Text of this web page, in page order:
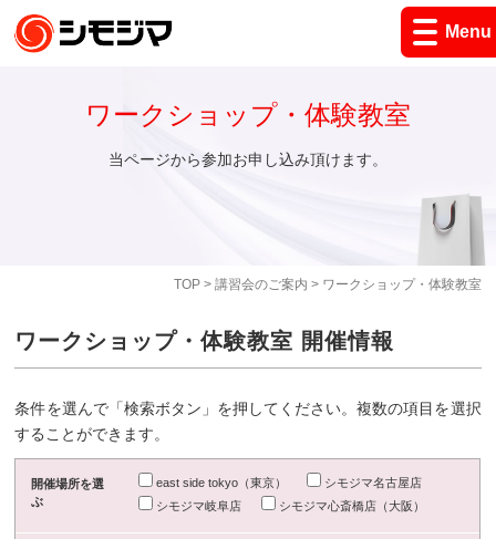
Menu
TOP> 講習会のご案内 > ワークショップ・体験教室
ワークショップ・体験教室
当ページから参加お申し込み頂けます。
ワークショップ・体験教室 開催情報
条件を選んで「検索ボタン」を押してください。複数の項目を選択
することができます。
開催場所を選
ぶ
east side tokyo（東京）
シモジマ名古屋店
シモジマ岐阜店
シモジマ心斎橋店（大阪）